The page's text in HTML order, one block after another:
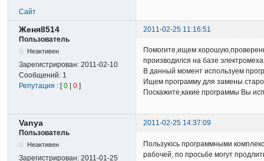
Сайт
Женя8514
2011-02-25 11:16:51
Пользователь
Неактивен
Зарегистрирован:2011-02-10
Сообщений: 1
Репутация : [0 |0 ]
Помогите,ищем
производился на базе
В данный момент используем
Ищем программу для замены
Поскажите,какие программы Вы
Vanya
2011-02-25 14:37:09
Пользователь
Неактивен
Зарегистрирован:2011-01-25
Пользуюсь программными
рабочей, по просьбе могут